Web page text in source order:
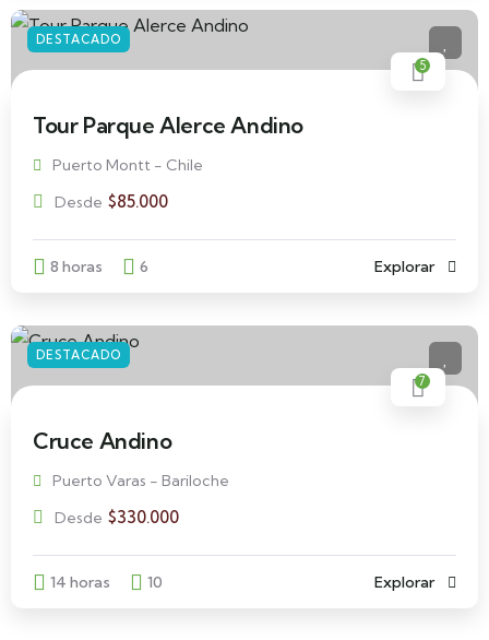
DESTACADO
5
Tour Parque Alerce Andino
Puerto Montt - Chile
Desde $85.000
8 horas 6 Explorar
DESTACADO
7
Cruce Andino
Puerto Varas - Bariloche
Desde $330.000
14 horas 10 Explorar